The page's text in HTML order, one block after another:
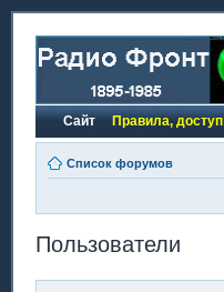
Сайт Правила, доступ
Список форумов
Пользователи